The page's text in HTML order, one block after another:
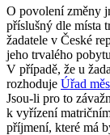
O povolení změny
příslušný dle místa
žadatele v České
jeho trvalého
V případě, že u
rozhoduje Úřad
Jsou-li pro to
k vyřízení
příjmení, které má